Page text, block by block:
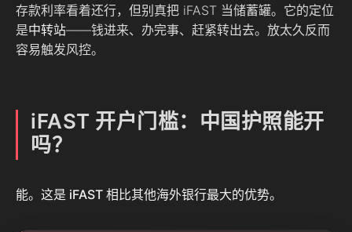
存款利率看着还行，但别真把 iFAST 当储蓄罐。它的定位
是中转站——钱进来、办完事、赶紧转出去。放太久反而
容易触发风控。
iFAST 开户门槛：中国护照能开
吗？
能。这是 iFAST 相比其他海外银行最大的优势。